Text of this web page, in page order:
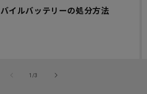
イルバッテリーの処分方法
1 /
の3